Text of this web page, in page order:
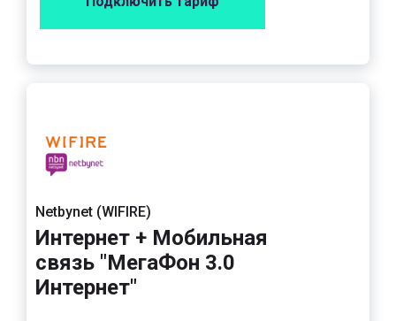
Netbynet (WIFIRE)
Интернет + Мобильная
связь "МегаФон 3.0
Интернет"